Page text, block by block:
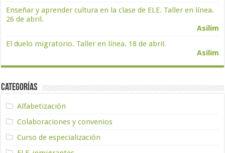
Enseñar y aprender cultura en la clase de ELE. Taller en línea.
26 de abril.
Asilim
El duelo migratorio. Taller en línea. 18 de abril.
Asilim
Categorías
Alfabetización
Colaboraciones y convenios
Curso de especialización